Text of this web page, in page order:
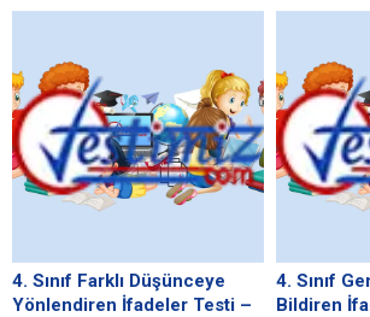
javascript desteğinin etkin
sayfa yüklenmediyse buraya...
javascript
sayfa
4. Sınıf Farklı Düşünceye
Yönlendiren İfadeler Testi –
4. Sınıf
Bildiren